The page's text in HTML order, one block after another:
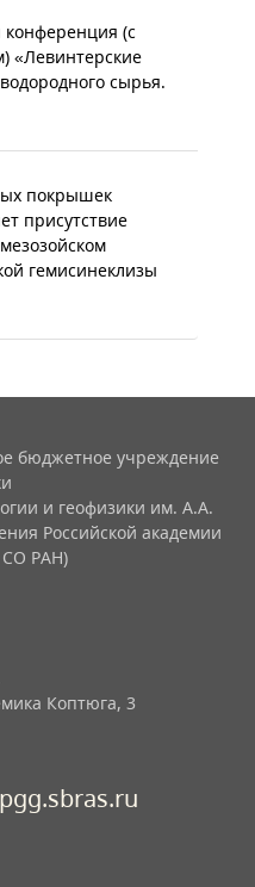
конференция (с
«Левинтерские
сырья.
покрышек
присутствие
гемисинеклизы
бюджетное учреждение
и геофизики им. А.А.
Российской академии
СО РАН)
Коптюга, 3